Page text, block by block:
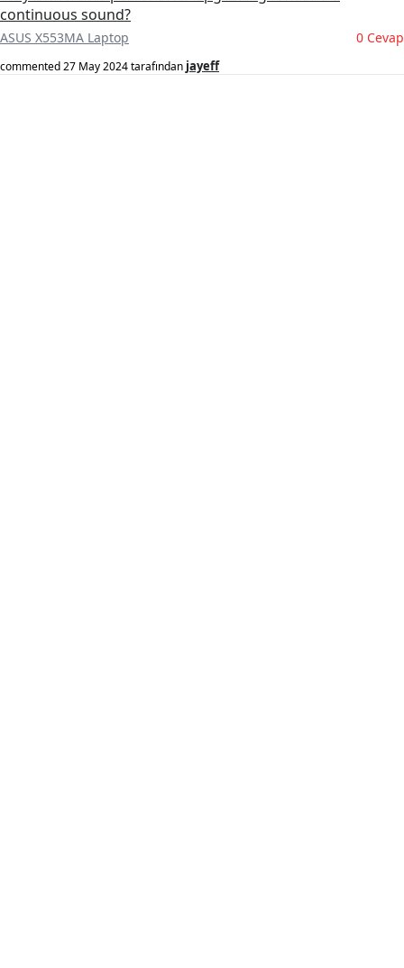
continuous sound?
ASUS X553MA Laptop 0 Cevap
commented27 May 2024tarafından jayeff